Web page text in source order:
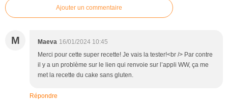
Ajouter un commentaire
M Maeva 16/01/2024 10:45
Merci pour cette super recette! Je vais la tester!<br /> Par contre
il y a un problème sur le lien qui renvoie sur l’appli WW, ça me
met la recette du cake sans gluten.
Répondre